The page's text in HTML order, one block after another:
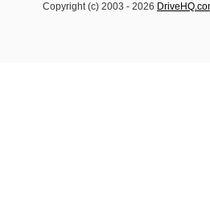
Copyright (c) 2003 - 2026